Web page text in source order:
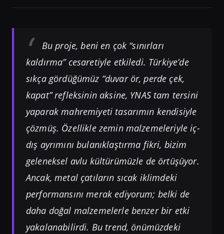
Bu proje, beni en çok “sınırları
kaldırma” cesaretiyle etkiledi. Türkiye’de
sıkça gördüğümüz “duvar ör, perde çek,
kapat” refleksinin aksine, YNAS tam tersini
yaparak mahremiyeti tasarımın kendisiyle
çözmüş. Özellikle zemin malzemeleriyle iç-
dış ayrımını bulanıklaştırma fikri, bizim
geleneksel avlu kültürümüzle de örtüşüyor.
Ancak, metal çatıların sıcak iklimdeki
performansını merak ediyorum; belki de
daha doğal malzemelerle benzer bir etki
yakalanabilirdi. Bu trend, önümüzdeki